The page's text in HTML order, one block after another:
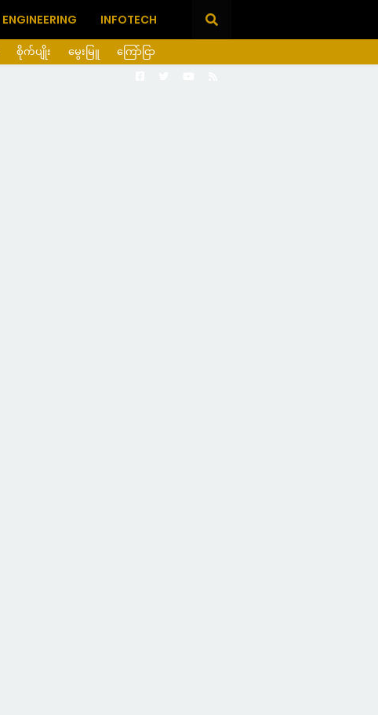
ENGINEERING INFOTECH
စိုက်ပျိုး မွေးမြူ ကြော်ငြာ